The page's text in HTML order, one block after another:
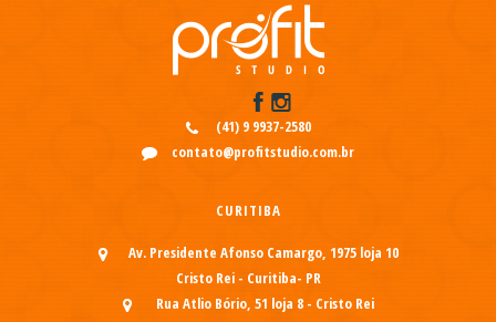
(41) 9 9937-2580
contato@profitstudio.com.br
CURITIBA
Av. Presidente Afonso Camargo, 1975 loja 10
Cristo Rei - Curitiba- PR
Rua Atlio Bório, 51 loja 8 - Cristo Rei